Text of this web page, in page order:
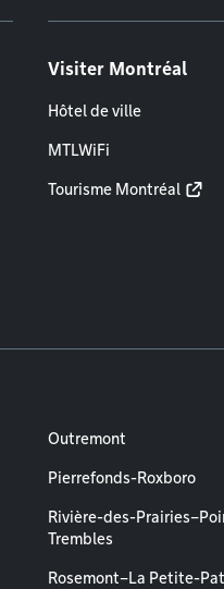
Visiter Montréal
Hôtel de ville
MTLWiFi
Tourisme Montréal
Outremont
Pierrefonds-Roxboro
Rivière-des-
Trembles
Rosemont–La Petite-